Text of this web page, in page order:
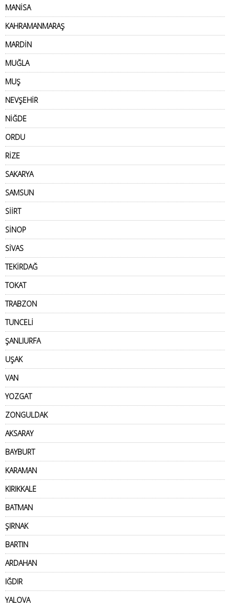
MANİSA
KAHRAMANMARAŞ
MARDİN
MUĞLA
MUŞ
NEVŞEHİR
NİĞDE
ORDU
RİZE
SAKARYA
SAMSUN
SİİRT
SİNOP
SİVAS
TEKİRDAĞ
TOKAT
TRABZON
TUNCELİ
ŞANLIURFA
UŞAK
VAN
YOZGAT
ZONGULDAK
AKSARAY
BAYBURT
KARAMAN
KIRIKKALE
BATMAN
ŞIRNAK
BARTIN
ARDAHAN
IĞDIR
YALOVA